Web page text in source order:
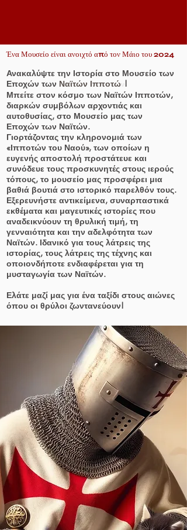
Ένα Μουσείο είναι ανοιχτό από τον Μάιο του 2024
Ανακαλύψτε την Ιστορία στο Μουσείο των
Εποχών των Ναϊτών Ιπποτώ !
Μπείτε στον κόσμο των Ναϊτών Ιπποτών,
διαρκών συμβόλων αρχοντιάς και
αυτοθυσίας, στο Μουσείο μας των
Εποχών των Ναϊτών.
Γιορτάζοντας την κληρονομιά των
«Ιπποτών του Ναού», των οποίων η
ευγενής αποστολή προστάτευε και
συνόδευε τους προσκυνητές στους ιερούς
τόπους, το μουσείο μας προσφέρει μια
βαθιά βουτιά στο ιστορικό παρελθόν τους.
Εξερευνήστε αντικείμενα, συναρπαστικά
εκθέματα και μαγευτικές ιστορίες που
αναδεικνύουν τη θρυλική τιμή, τη
γενναιότητα και την αδελφότητα των
Ναϊτών. Ιδανικό για τους λάτρεις της
ιστορίας, τους λάτρεις της τέχνης και
οποιονδήποτε ενδιαφέρεται για τη
μυσταγωγία των Ναϊτών.
Ελάτε μαζί μας για ένα ταξίδι στους αιώνες
όπου οι θρύλοι ζωντανεύουν!